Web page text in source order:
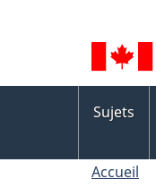
de
la
langue
des
Sujets
Accueil